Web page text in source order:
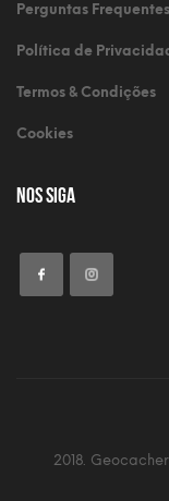
Perguntas Frequentes
Política de
Termos & Condições
Cookies
Nos Siga
2018.